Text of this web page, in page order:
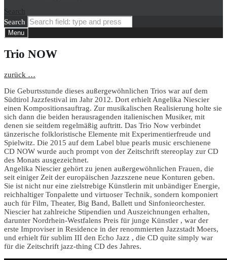
Search
Search
Menu
Trio NOW
zurück …
Die Geburtsstunde dieses außergewöhnlichen Trios war auf dem
Südtirol Jazzfestival im Jahr 2012. Dort erhielt Angelika Niescier
einen Kompositionsauftrag. Zur musikalischen Realisierung holte sie
sich dann die beiden herausragenden italienischen Musiker, mit
denen sie seitdem regelmäßig auftritt. Das Trio Now verbindet
tänzerische folkloristische Elemente mit Experimentierfreude und
Spielwitz. Die 2015 auf dem Label blue pearls music erschienene
CD NOW wurde auch prompt von der Zeitschrift stereoplay zur CD
des Monats ausgezeichnet.
Angelika Niescier gehört zu jenen außergewöhnlichen Frauen, die
seit einiger Zeit der europäischen Jazzszene neue Konturen geben.
Sie ist nicht nur eine zielstrebige Künstlerin mit unbändiger Energie,
reichhaltiger Tonpalette und virtuoser Technik, sondern komponiert
auch für Film, Theater, Big Band, Ballett und Sinfonieorchester.
Niescier hat zahlreiche Stipendien und Auszeichnungen erhalten,
darunter Nordrhein-Westfalens Preis für junge Künstler , war der
erste Improviser in Residence in der renommierten Jazzstadt Moers,
und erhielt für sublim III den Echo Jazz , die CD quite simply war
für die Zeitschrift jazz-thing CD des Jahres.